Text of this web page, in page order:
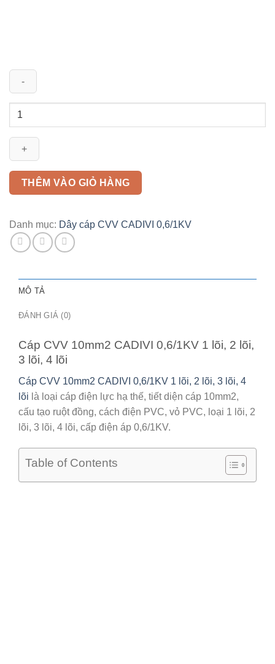
Cáp
10mm2
CADIVI
lõi,
lõi,
3
lõi,
lõi
số
THÊM VÀO GIỎ HÀNG
Danh mục: Dây cáp CVV CADIVI 0,6/1KV
MÔ TẢ
ĐÁNH GIÁ (0)
Cáp CVV 10mm2 CADIVI 0,6/1KV 1 lõi, 2 lõi,
3 lõi, 4 lõi
Cáp CVV 10mm2 CADIVI 0,6/1KV 1 lõi, 2 lõi, 3 lõi, 4
lõi là loại cáp điện lực hạ thế, tiết diện cáp 10mm2,
cấu tạo ruột đồng, cách điện PVC, vỏ PVC, loại 1 lõi, 2
lõi, 3 lõi, 4 lõi, cấp điện áp 0,6/1KV.
Table of Contents